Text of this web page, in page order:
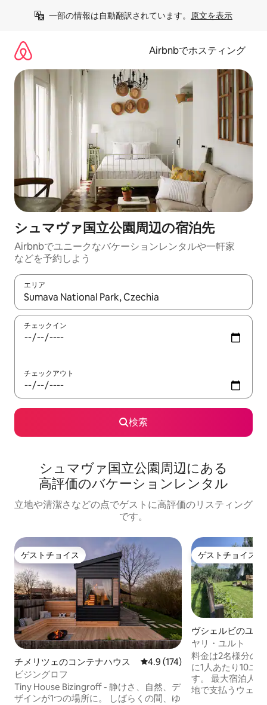
一部の情報は自動翻訳されています。 原文を表示
Airbnbでホスティング
シュマヴァ国立公園⁠周⁠辺⁠の宿⁠泊⁠先
Airbnbでユニークなバ⁠ケ⁠ー⁠シ⁠ョ⁠ンレ⁠ン⁠タ⁠ルや一⁠軒⁠家
な⁠ど⁠を予⁠約⁠し⁠よ⁠う
エリア
検索結果が表示されたら、上下の矢印キーを使って移動するか
チェックイン
チェックアウト
検索
シュマヴァ国立公園⁠周⁠辺⁠に⁠あ⁠る
高⁠評⁠価⁠のバ⁠ケ⁠ー⁠シ⁠ョ⁠ン⁠レ⁠ン⁠タ⁠ル
立地や清潔さなどの点でゲストに高評価のリスティング
です。
ゲストチョイス
ゲストチョイス
チメリツェのコンテナハウス レビュー174件、5つ星中4.9つ
4.9 (174)
ビジングロフ
Tiny House Bizingroff - 静けさ、自然、デ
ザインが1つの場所に。 しばらくの間、ゆ
ゲストチョイス
ゲストチョイス
ヴシェルビのユル
ヤリ・ユルト
料金は2名様分の
に1人あたり10ユ
す。 最大宿泊人
地で支払うウェル